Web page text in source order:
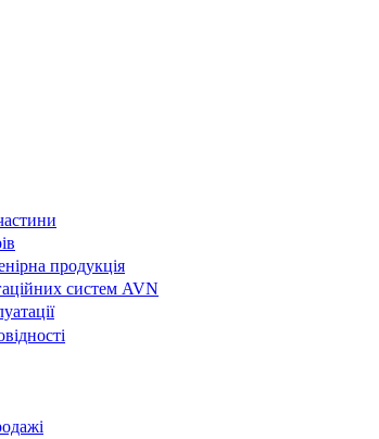
продукція
систем AVN